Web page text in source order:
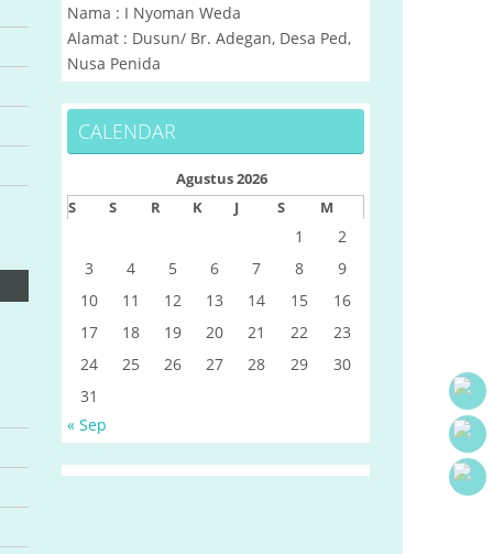
Nama : I Nyoman Weda
Alamat : Dusun/ Br. Adegan, Desa Ped,
Nusa Penida
CALENDAR
Agustus 2026
S
S R K J S M
1
2
3
4 5 6 7 8
9
10
11 12 13 14 15
16
17
18 19 20 21 22
23
24
25 26 27 28 29
30
31
« Sep